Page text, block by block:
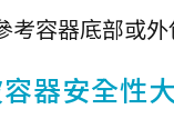
考容器底部或
器安全性